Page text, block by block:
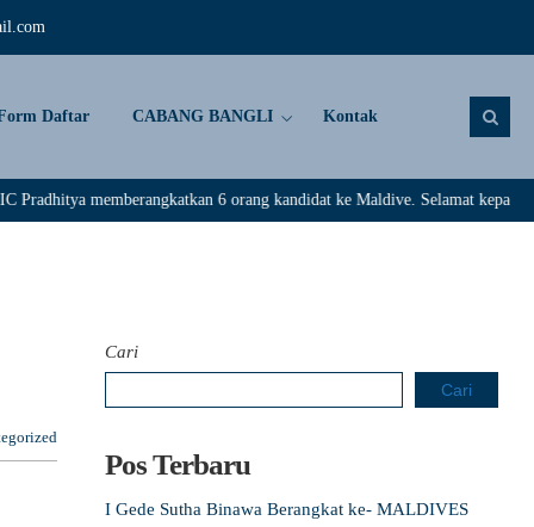
Daftar CABANG BANGLI Kontak
6 orang kandidat ke Maldive. Selamat kepada : Rivaldi,
Cari
Cari
Pos Terbaru
I Gede Sutha Binawa Berangkat ke- MALDIVES